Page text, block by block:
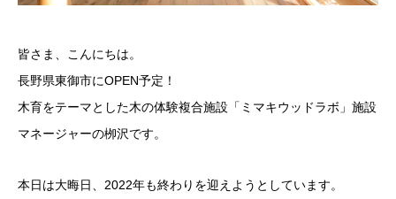
皆さま、こんにちは。
長野県東御市にOPEN予定！
木育をテーマとした木の体験複合施設「ミマキウッドラボ」施設
マネージャーの栁沢です。
本日は大晦日、2022年も終わりを迎えようとしています。